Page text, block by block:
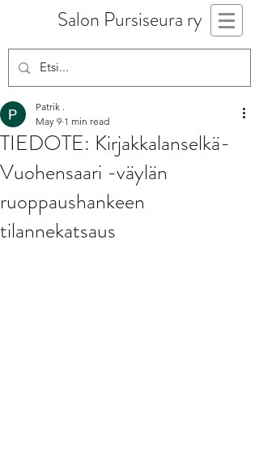
Salon Pursiseura ry
TIEDOTE: Kirjakkalanselkä-
Vuohensaari -väylän
ruoppaushankeen
tilannekatsaus
Patrik .
May 9 1 min read